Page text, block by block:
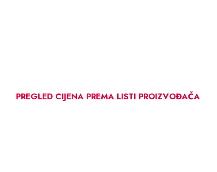
PREGLED CIJENA PREMA LISTI PROIZVOĐAČA